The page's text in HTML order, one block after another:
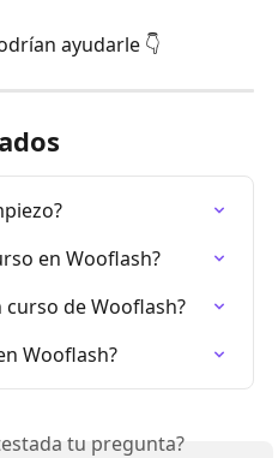
ayudarle 👇
en Wooflash?
de Wooflash?
Wooflash?
tu pregunta?